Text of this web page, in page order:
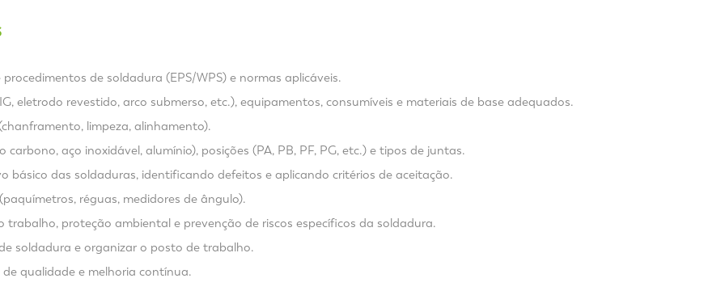
de soldadura (EPS/WPS) e normas aplicáveis.
eletrodo revestido, arco submerso, etc.), equipamentos, consumíveis e materiais de base adequados.
limpeza, alinhamento).
aço inoxidável, alumínio), posições (PA, PB, PF, PG, etc.) e tipos de juntas.
básico das soldaduras, identificando defeitos e aplicando critérios de aceitação.
réguas, medidores de ângulo).
proteção ambiental e prevenção de riscos específicos da soldadura.
soldadura e organizar o posto de trabalho.
qualidade e melhoria contínua.